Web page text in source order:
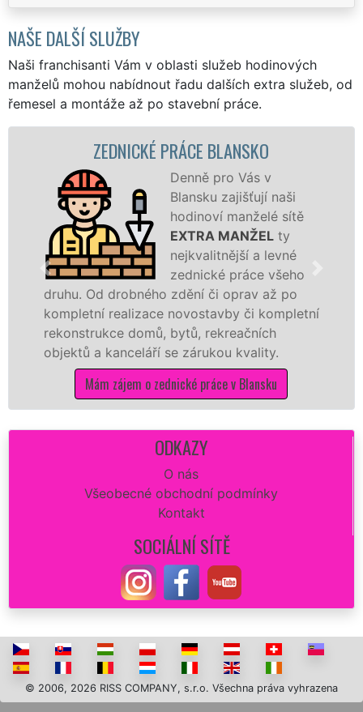
NAŠE DALŠÍ SLUŽBY
Naši franchisanti Vám v oblasti služeb hodinových
manželů mohou nabídnout řadu dalších extra služeb, od
řemesel a montáže až po stavební práce.
ZEDNICKÉ PRÁCE BLANSKO
Denně pro Vás v
Blansku zajišťují naši
hodinoví manželé sítě
EXTRA MANŽELty
nejkvalitnější a levné
zednické práce všeho
Od drobného zdění či oprav až po
realizace novostavby či kompletní
domů, bytů, rekreačních
a kanceláří se zárukou kvality.
Mám zájem o zednické práce v Blansku
příčky z
ODKAZY
O nás
Všeobecné obchodní podmínky
Kontakt
SOCIÁLNÍ SÍTĚ
© 2006, 2026 RISS COMPANY, s.r.o. Všechna práva vyhrazena